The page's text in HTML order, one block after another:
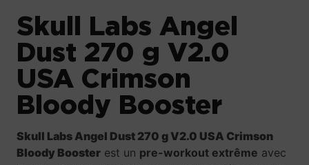
Skull Labs Angel
Dust 270 g V2.0
USA Crimson
Bloody Booster
Skull Labs Angel Dust 270 g V2.0 USA Crimson
Bloody Booster est un pre-workout extrême avec